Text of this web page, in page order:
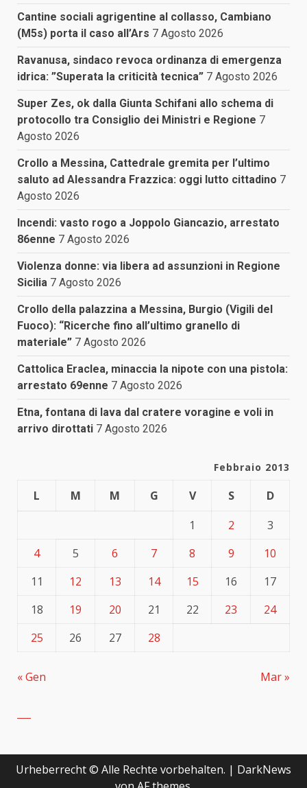
Cantine sociali agrigentine al collasso, Cambiano
(M5s) porta il caso all’Ars 7 Agosto 2026
Ravanusa, sindaco revoca ordinanza di emergenza
idrica: ”Superata la criticità tecnica” 7 Agosto 2026
Super Zes, ok dalla Giunta Schifani allo schema di
protocollo tra Consiglio dei Ministri e Regione 7
Agosto 2026
Crollo a Messina, Cattedrale gremita per l’ultimo
saluto ad Alessandra Frazzica: oggi lutto cittadino 7
Agosto 2026
Incendi: vasto rogo a Joppolo Giancazio, arrestato
86enne 7 Agosto 2026
Violenza donne: via libera ad assunzioni in Regione
Sicilia 7 Agosto 2026
Crollo della palazzina a Messina, Burgio (Vigili del
Fuoco): “Ricerche fino all’ultimo granello di
materiale” 7 Agosto 2026
Cattolica Eraclea, minaccia la nipote con una pistola:
arrestato 69enne 7 Agosto 2026
Etna, fontana di lava dal cratere voragine e voli in
arrivo dirottati 7 Agosto 2026
Febbraio 2013
L M M G V S
D
1
2
3
4
5 6 7 8 9
10
11
12 13 14 15 16
17
18
19 20 21 22 23
24
25
26 27 28
« Gen Mar »
Urheberrecht © Alle Rechte vorbehalten. | DarkNews